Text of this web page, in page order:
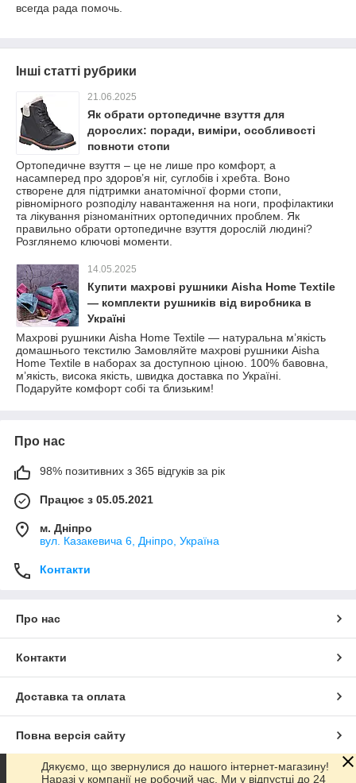
всегда рада помочь.
Інші статті рубрики
21.06.2025
Як обрати ортопедичне взуття для
дорослих: поради, виміри, особливості
повноти стопи
Ортопедичне взуття – це не лише про комфорт, а
насамперед про здоров’я ніг, суглобів і хребта. Воно
створене для підтримки анатомічної форми стопи,
рівномірного розподілу навантаження на ноги, профілактики
та лікування різноманітних ортопедичних проблем. Як
правильно обрати ортопедичне взуття дорослій людині?
Розглянемо ключові моменти.
14.05.2025
Купити махрові рушники Aisha Home Textile
— комплекти рушників від виробника в
Україні
Махрові рушники Aisha Home Textile — натуральна м’якість
домашнього текстилю Замовляйте махрові рушники Aisha
Home Textile в наборах за доступною ціною. 100% бавовна,
м’якість, висока якість, швидка доставка по Україні.
Подаруйте комфорт собі та близьким!
Про нас
98% позитивних з 365 відгуків за рік
Працює з 05.05.2021
м. Дніпро
вул. Казакевича 6, Дніпро, Україна
Контакти
Про нас
Контакти
Доставка та оплата
Повна версія сайту
Сайт створено на маркетплейсіProm.ua
Дякуємо, що звернулися до нашого інтернет-магазину!
Наразі у компанії не робочий час. Ми у відпустці до 24